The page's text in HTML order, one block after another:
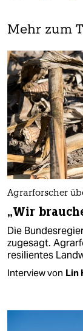
Mehr zum
Agrarforscher
„Wir
Die
zugesagt.
resilientes
Interview von Lin